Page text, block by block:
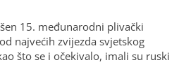
15. međunarodni plivački
najvećih zvijezda svjetskog
što se i očekivalo, imali su ruski